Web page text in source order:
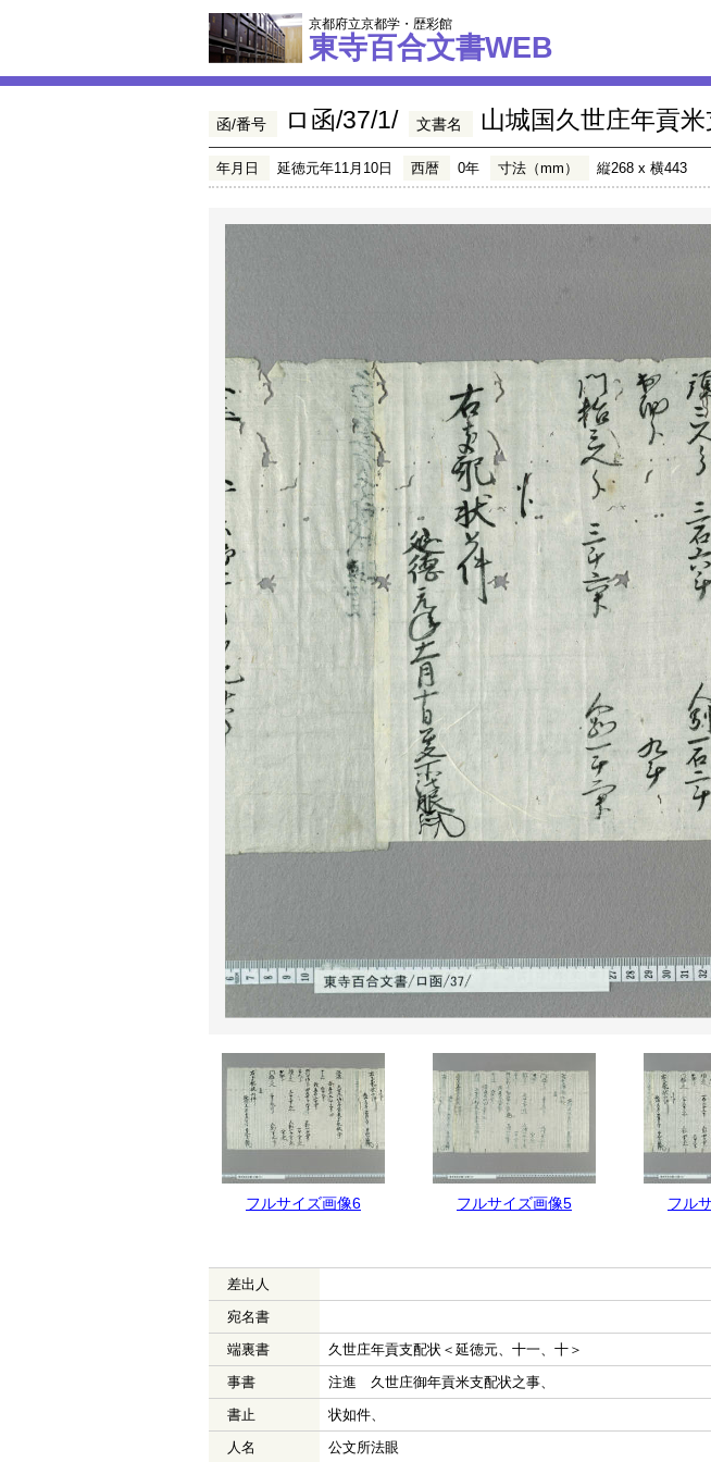
京都府立京都学・歴彩館
東寺百合文書WEB
函/番号 ロ函/37/1/ 文書名 山城国久世庄年貢
年月日 延徳元年11月10日 西暦 0年 寸法（mm） 縦268 x 横443
フルサイズ画像6 フルサイズ画像5 フル
差出人
宛名書
端裏書
久世庄年貢支配状＜延徳元、十一、十＞
事書
注進 久世庄御年貢米支配状之事、
書止
状如件、
人名
公文所法眼